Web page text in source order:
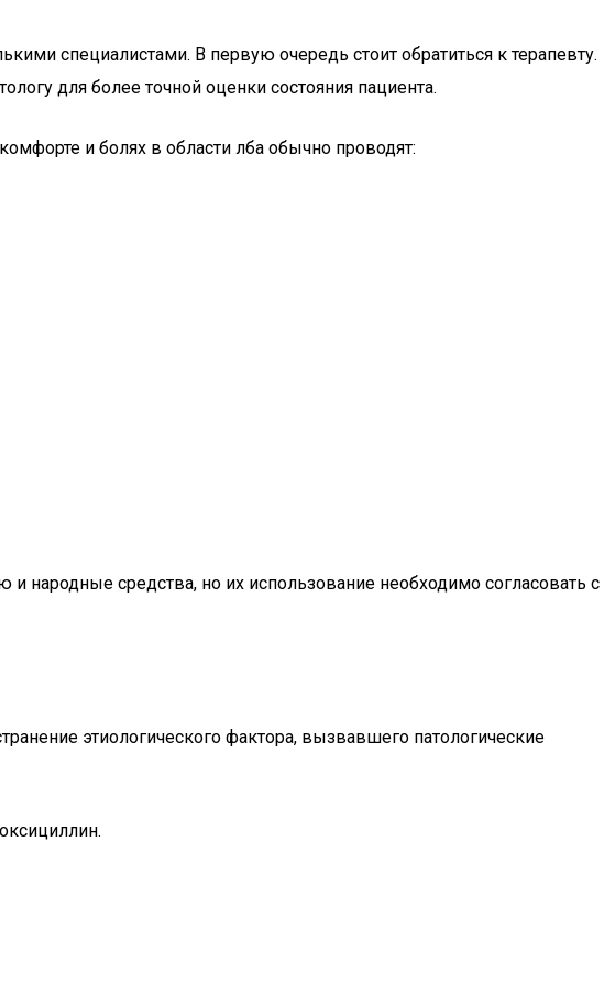
специалистами. В первую очередь стоит обратиться к терапевту.
для более точной оценки состояния пациента.
и болях в области лба обычно проводят:
народные средства, но их использование необходимо согласовать с
этиологического фактора, вызвавшего патологические